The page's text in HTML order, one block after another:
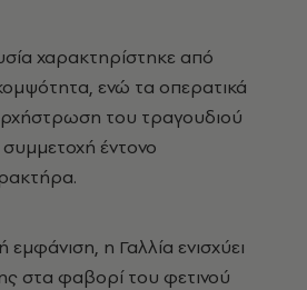
χαρακτηρίστηκε από
ενώ τα οπερατικά
του τραγουδιού
έντονο
η Γαλλία ενισχύει
στα φαβορί του φετινού